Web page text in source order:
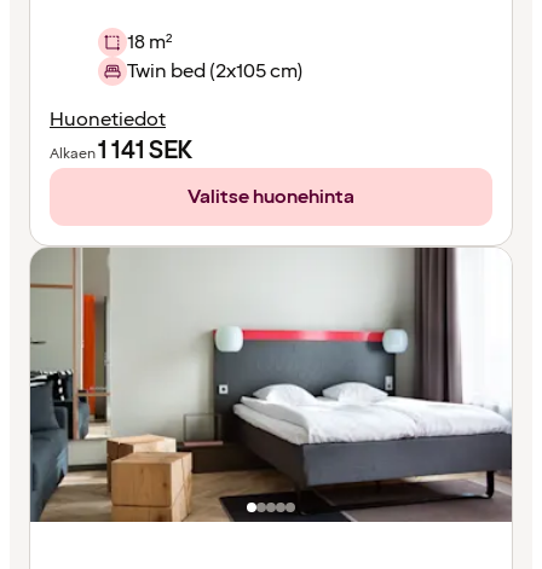
18 m²
Twin bed (2x105 cm)
Huonetiedot
Alkaen1 141SEK
Valitse huonehinta